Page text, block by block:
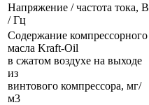
Напряжение / частота тока, В
/ Гц
Содержание компрессорного
масла Kraft-Oil
в сжатом воздухе на выходе
из
винтового компрессора, мг/
м3